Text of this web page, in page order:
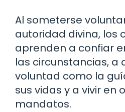
Al someterse
autoridad divina, los
aprenden a confiar
las circunstancias, a
voluntad como la
sus vidas y a vivir en
mandatos.